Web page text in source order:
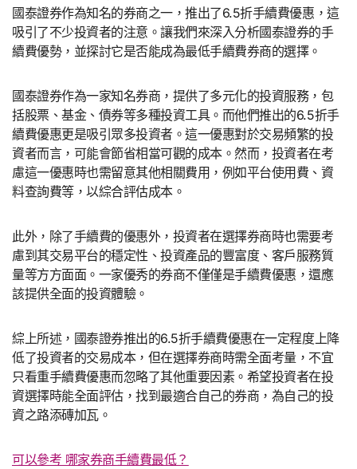
國泰證券作為知名的券商之一，推出了6.5折手續費優惠，這
吸引了不少投資者的注意。讓我們來深入分析國泰證券的手
續費優勢，並探討它是否能成為最低手續費券商的選擇。
國泰證券作為一家知名券商，提供了多元化的投資服務，包
括股票、基金、債券等多種投資工具。而他們推出的6.5折手
續費優惠更是吸引眾多投資者。這一優惠對於交易頻繁的投
資者而言，可能會節省相當可觀的成本。然而，投資者在考
慮這一優惠時也需留意其他相關費用，例如平台使用費、資
料查詢費等，以綜合評估成本。
此外，除了手續費的優惠外，投資者在選擇券商時也需要考
慮到其交易平台的穩定性、投資產品的豐富度、客戶服務質
量等方方面面。一家優秀的券商不僅僅是手續費優惠，還應
該提供全面的投資體驗。
綜上所述，國泰證券推出的6.5折手續費優惠在一定程度上降
低了投資者的交易成本，但在選擇券商時需全面考量，不宜
只看重手續費優惠而忽略了其他重要因素。希望投資者在投
資選擇時能全面評估，找到最適合自己的券商，為自己的投
資之路添磚加瓦。
可以參考 哪家券商手續費最低？